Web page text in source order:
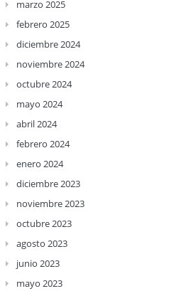
marzo 2025
febrero 2025
diciembre 2024
noviembre 2024
octubre 2024
mayo 2024
abril 2024
febrero 2024
enero 2024
diciembre 2023
noviembre 2023
octubre 2023
agosto 2023
junio 2023
mayo 2023